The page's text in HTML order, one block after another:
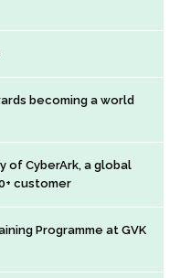
becoming a world
of CyberArk, a global
customer
Programme at GVK